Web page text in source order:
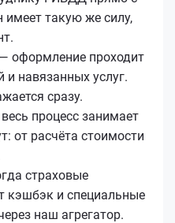
такую же силу,
оформление проходит
и навязанных услуг.
сразу.
процесс занимает
от расчёта стоимости
страховые
кэшбэк и специальные
наш агрегатор.